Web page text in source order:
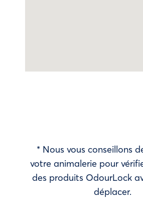
* Nous vous conseillons
votre animalerie pour
des produits OdourLock
déplacer.